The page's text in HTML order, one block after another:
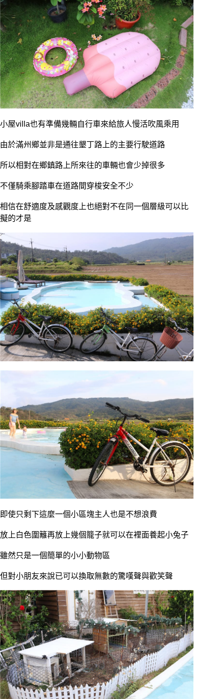
小屋villa也有準備幾輛自行車來給旅人慢活吹風乘用
由於滿州鄉並非是通往墾丁路上的主要行駛道路
所以相對在鄉鎮路上所來往的車輛也會少掉很多
不僅騎乘腳踏車在道路間穿梭安全不少
相信在舒適度及感觀度上也絕對不在同一個層級可以比
擬的才是
即使只剩下這麼一個小區塊主人也是不想浪費
放上白色圍籬再放上幾個籠子就可以在裡面養起小兔子
雖然只是一個簡單的小小動物區
但對小朋友來說已可以換取無數的驚嘆聲與歡笑聲